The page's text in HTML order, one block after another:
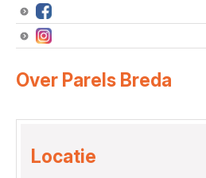
Over Parels Breda
Locatie